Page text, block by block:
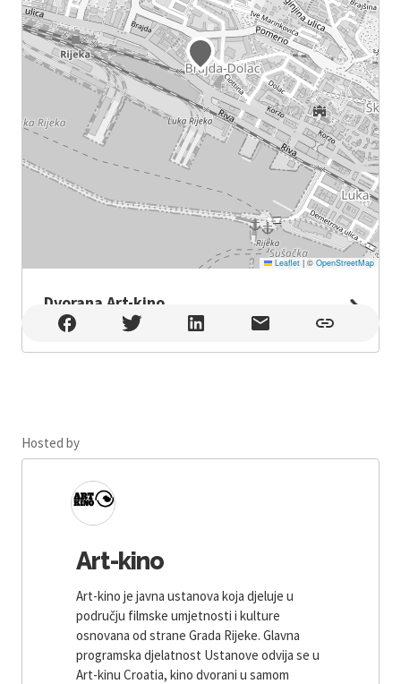
Leaflet |© OpenStreetMap
Dvorana Art-kino
Dvorana Art-kino , Rijeka
Hosted by
Art-kino
Art-kino je javna ustanova koja djeluje u
području filmske umjetnosti i kulture
osnovana od strane Grada Rijeke. Glavna
programska djelatnost Ustanove odvija se u
Art-kinu Croatia, kino dvorani u samom